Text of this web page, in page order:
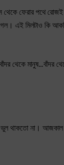
থেকে ফেরার পথে
এই মিলটাও কি
থেকে
থাকতো না। আজকাল